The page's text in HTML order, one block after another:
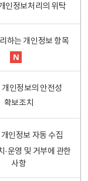
인정보처리의 위탁
하는 개인정보 항목
개인정보의 안전성
확보조치
개인정보 자동 수집
·운영 및 거부에 관한
사항